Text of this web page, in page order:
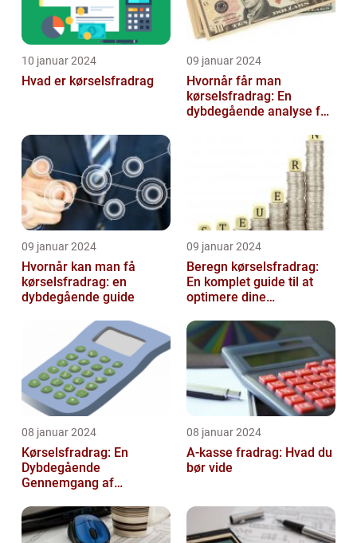
10 januar 2024
Hvad er kørselsfradrag
09 januar 2024
Hvornår får man
kørselsfradrag: En
dybdegående analyse for
09 januar 2024
Hvornår kan man få
kørselsfradrag: en
dybdegående guide
09 januar 2024
Beregn kørselsfradrag:
En komplet guide til at
optimere dine
08 januar 2024
Kørselsfradrag: En
Dybdegående
Gennemgang af
Historiske Udvikling
08 januar 2024
A-kasse fradrag: Hvad du
bør vide